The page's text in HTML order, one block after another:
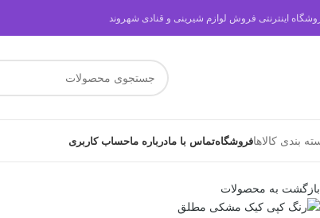
اینترنتی فروش لوازم شیرینی و قنادی شهروند
بندی کالاهافروشگاهتماس با مادرباره ماحساب کاربری
بازگشت به محصولات